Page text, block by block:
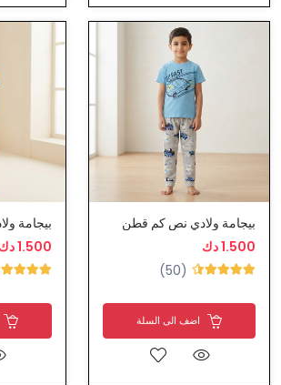
بيجامة ولادي نص كم قطن
1.500 دك
(50)
اضف الى السلة
بيجامة
1.500 دك